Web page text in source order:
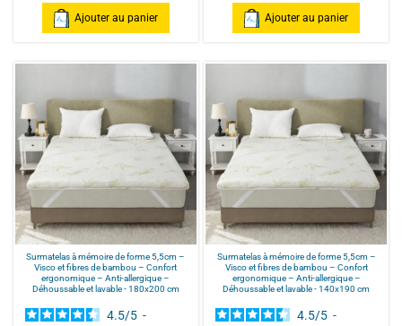
Ajouter au panier Ajouter au panier
Surmatelas à mémoire de forme 5,5cm –
Visco et fibres de bambou – Confort
ergonomique – Anti-allergique –
Déhoussable et lavable - 180x200 cm
4.5/5 -
Surmatelas à mémoire de forme 5,5cm –
Visco et fibres de bambou – Confort
ergonomique – Anti-allergique –
Déhoussable et lavable - 140x190 cm
4.5/5 -